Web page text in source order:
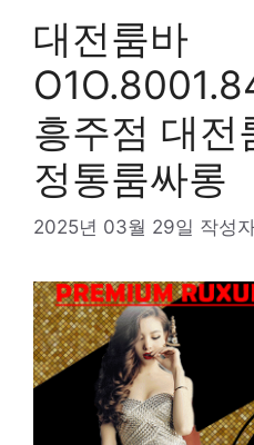
대전룸바
흥주점 대전
정통룸싸롱
2025년 03월 29일 작성